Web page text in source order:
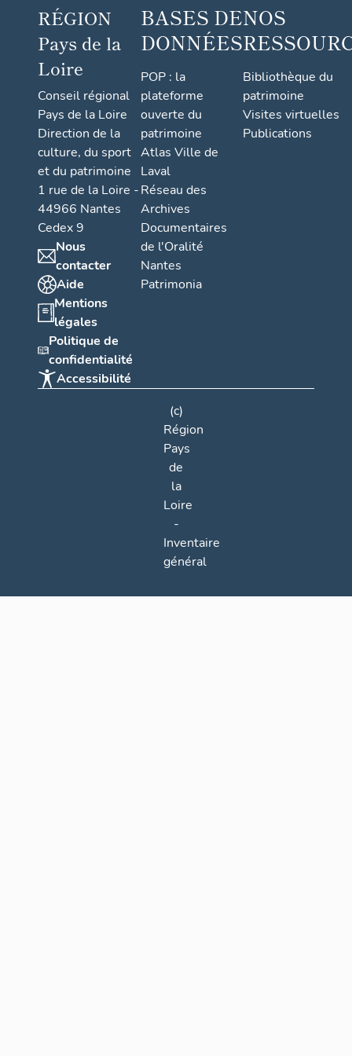
RÉGION
Pays de la
Loire
Conseil régional
Pays de la Loire
Direction de la
culture, du sport
et du patrimoine
1 rue de la Loire -
44966 Nantes
Cedex 9
Nous
contacter
Aide
Mentions
légales
Politique de
confidentialité
Accessibilité
BASES DE
DONNÉES
POP : la
plateforme
ouverte du
patrimoine
Atlas Ville de
Laval
Réseau des
Archives
Documentaires
de l'Oralité
Nantes
Patrimonia
NOS
Bibliothèque du
patrimoine
Visites virtuelles
Publications
(c)
Région
Pays
de
la
Loire
-
Inventaire
général